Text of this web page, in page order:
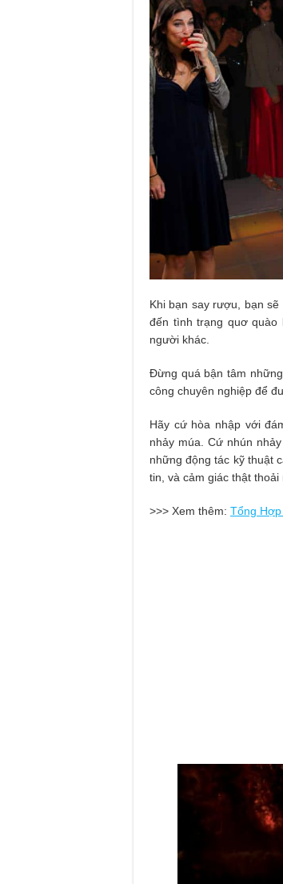
Khi bạn say rượu, bạn
đến tình trạng quơ
người khác.
Đừng quá bận tâm
công chuyên nghiệp để
Hãy cứ hòa nhập với
nhảy múa. Cứ nhún
những động tác kỹ thuật
tin, và cảm giác thật
>>> Xem thêm: Tổng